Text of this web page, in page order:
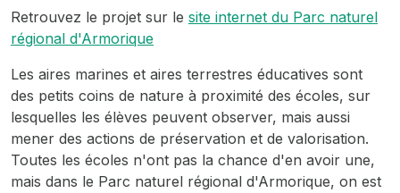
Retrouvez le projet sur le site internet du Parc naturel
régional d'Armorique
Les aires marines et aires terrestres éducatives sont
des petits coins de nature à proximité des écoles, sur
lesquelles les élèves peuvent observer, mais aussi
mener des actions de préservation et de valorisation.
Toutes les écoles n'ont pas la chance d'en avoir une,
mais dans le Parc naturel régional d'Armorique, on est